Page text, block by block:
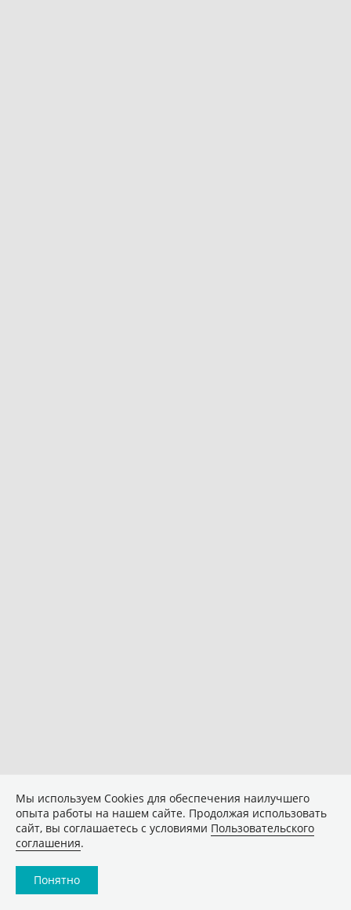
Мы используем Сookies для обеспечения наилучшего
опыта работы на нашем сайте. Продолжая использовать
сайт, вы соглашаетесь с условиями Пользовательского
соглашения.
Понятно